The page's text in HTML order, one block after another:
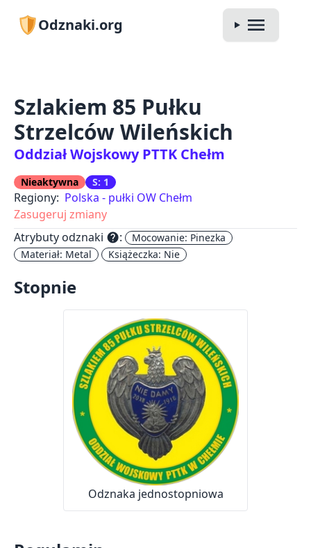
Odznaki.org
Szlakiem 85 Pułku
Strzelców Wileńskich
Oddział Wojskowy PTTK Chełm
Nieaktywna S: 1
Regiony: Polska - pułki OW Chełm
Zasugeruj zmiany
Atrybuty odznaki help:
Mocowanie: Pinezka
Materiał: Metal
Książeczka: Nie
Stopnie
Odznaka jednostopniowa